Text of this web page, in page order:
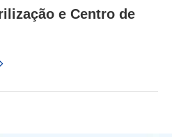
e Centro de